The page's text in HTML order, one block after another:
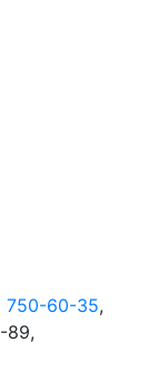
750-60-35,
89,